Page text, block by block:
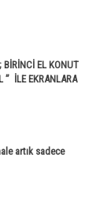
BİRİNCİ EL KONUT
” İLE EKRANLARA
artık sadece